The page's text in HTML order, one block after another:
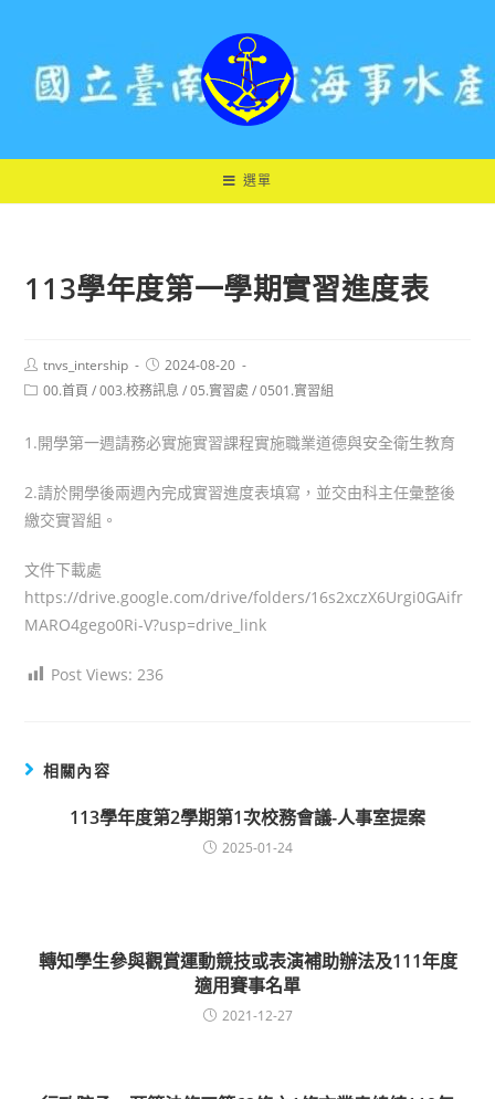
選單
113學年度第一學期實習進度表
Post
author:
tnvs_intership
Post
published:
2024-08-20
Post00.首頁 / 003.校務訊息 / 05.實習處 / 0501.實習組
1.開學第一週請務必實施實習課程實施職業道德與安全衛生教育
2.請於開學後兩週內完成實習進度表填寫，並交由科主任彙整後
繳交實習組。
文件下載處
https://drive.google.com/drive/folders/16s2xczX6Urgi0GAifr
MARO4gego0Ri-V?usp=drive_link
Post Views: 236
相關內容
113學年度第2學期第1次校務會議-人事室提案
2025-01-24
轉知學生參與觀賞運動競技或表演補助辦法及111年度
適用賽事名單
2021-12-27